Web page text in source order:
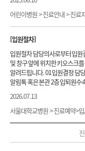
촬영한 X-ray도 진단과 치료 방
상자료는 진료 전에 어린이병
행 중이며, 이를 통해 향후 우리
나가고 있습니다. 국내외 소아
전문가를 배출한 바 있습니다.
적과 학문적 성취 덕분에, 현재도
전국 여러 대학병원과 종합병
단기 수련을 제공하고 있습니다. 진료 대상 질환 발달성 고관절 이형성증, 대퇴골두 무혈
성 괴사(레그-깔베-퍼테스 병,
성장판 성장 장애, 척추측만증,
쇠 무지, 방아쇠 수지, 골육종,
등 예약 전 유의사항 각 교수 별 전문분야를 확인하신 후 예약하시기 바랍니다. 진료 전
유의사항 진료를 원하시는 부위를 쉽게 노출할 수 있는 복장을 하여 주십시오. 예컨대 무
릎이 아픈 경우 꽉 끼는 바지를 입고 오면
용이 있으면 가져오시기 바랍니
기울이고 있습니다. 특히 연간
계 10위권의 연구 역량을 보유
수준을 유지하면서 더 나아가
및 외상, 구조와 기능의 이상에
방법으로 치료를 합니다. 주요
(측만증, 후만증), 외상, 스포츠
천성 및 발달성 질환이 있습니다. 2. 진료 전 유의사항 - 첫 진료를 받는 환자분께서는
차 의료기관에서 받은 최근 검사
병원 영상자료는 본관 1층 신·
1층 신·초진 전용창구에서 진
받습니다. ② 다른 병의원에서 방사선 사진 등이 담긴 CD를 가져오신 분들은 1층 신·초
진전용창구나 무인CD등록기에 등록하시면 됩니다.
은 조직검사 슬라이드와 결과
험은 국내· 외에서 탁월합니다.
법, 기기 고정술 ·인공골·골형성
절과 같은 비교적 흔한 척추 질
분한 보존적 치료(비수술 치료)
육손상을 피할 수 있는 최소침
기타 합병증을 최소화하는 치료를 시행하고 있습
증 운동·배뇨·배변기능마비를 일으킬 수 있는 질환으로 후종인대골화증, 황색인대 골
발생합니다. 원인에 따라 적절
세 수술 기법 및 수술중신경감시
변형·기형(측만증 및 후만증 등) 선천성 척추뼈 기형, 신경 근육 질환(근육병, 뇌성마비,
환이 없는 경우)등의 원인으로
절 등 외상 후유증으로 성인에
어린이병원 > 진료안내 > 진료
[입원절차]
입원절차 담당의사로부터 입원결정을 받으신 후, 알림톡 혹은 본관 2층 입퇴원수속창구
및 창구 앞에 위치한 키오스크
알려드립니다. 01 입원결정 담당의사로부터 진료 후 입원결정을 받습니다. 02 입원예약
알림톡 혹은 본관 2층 입퇴원수속
문하여 수속합니다. 알림톡으로 비대면 수속을 완료한 환자분도 신분확인을 위해 본관
2층 입퇴원수속창구에 방문하여 신분증을 제시합
간호사실에 입원안내문을 제출하고
2026.07.13
서울대학교병원 > 진료예약>